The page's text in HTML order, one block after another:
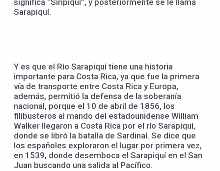
significa “Siripiquí”, y posteriormente se le llama
Sarapiquí.
Y es que el Río Sarapiquí tiene una historia
importante para Costa Rica, ya que fue la primera
vía de transporte entre Costa Rica y Europa,
además, permitió la defensa de la soberanía
nacional, porque el 10 de abril de 1856, los
filibusteros al mando del estadounidense William
Walker llegaron a Costa Rica por el río Sarapiquí,
donde se libró la batalla de Sardinal. Se dice que
los españoles exploraron el lugar por primera vez,
en 1539, donde desemboca el Sarapiquí en el San
Juan buscando una salida al Pacífico.